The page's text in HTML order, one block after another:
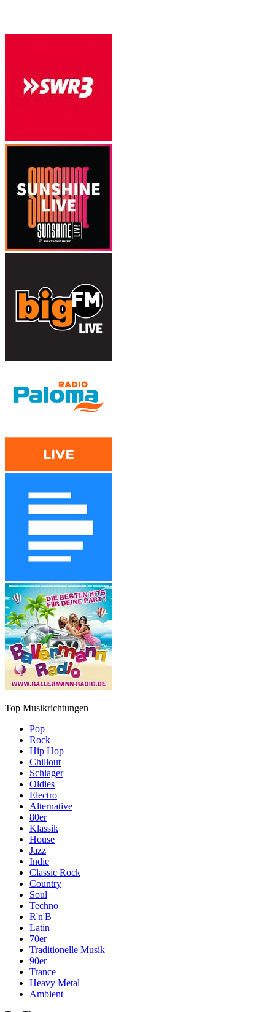
Top Musikrichtungen
Pop
Rock
Hip Hop
Chillout
Schlager
Oldies
Electro
Alternative
80er
Klassik
House
Jazz
Indie
Classic Rock
Country
Soul
Techno
R'n'B
Latin
70er
Traditionelle Musik
90er
Trance
Heavy Metal
Ambient